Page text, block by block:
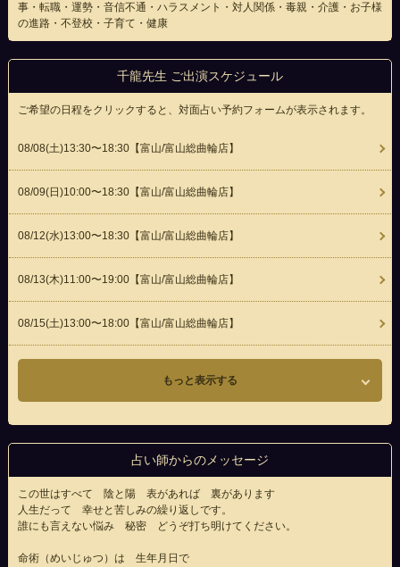
事・転職・運勢・音信不通・ハラスメント・対人関係・毒親・介護・お子様
の進路・不登校・子育て・健康
千龍先生 ご出演スケジュール
ご希望の日程をクリックすると、対面占い予約フォームが表示されます。
08/08(土)13:30〜18:30【富山/富山総曲輪店】
08/09(日 )10:00〜18:30【富山/富山総曲輪店】
08/12(水)13:00〜18:30【富山/富山総曲輪店】
08/13(木)11:00〜19:00【富山/富山総曲輪店】
08/15(土)13:00〜18:00【富山/富山総曲輪店】
もっと表示する
占い師からのメッセージ
この世はすべて 陰と陽 表があれば 裏があります
人生だって 幸せと苦しみの繰り返しです。
誰にも言えない悩み 秘密 どうぞ打ち明けてください。
命術（めいじゅつ）は 生年月日で